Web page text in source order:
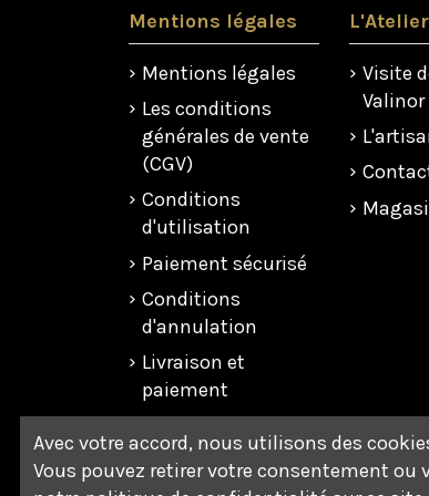
Mentions légales
Mentions légales
Les conditions
générales de vente
(CGV)
Conditions
d'utilisation
Paiement sécurisé
Conditions
d'annulation
Livraison et
paiement
confidentialité
Respect de
Visite
Valinor
Avec votre accord, nous utilisons des
Vous pouvez retirer votre consentement